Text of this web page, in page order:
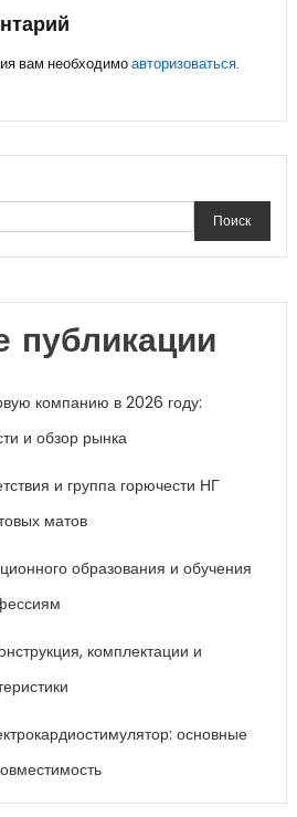
вам необходимоавторизоваться.
Поиск
публикации
компанию в 2026 году:
и обзор рынка
и группа горючести НГ
матов
образования и обучения
комплектации и
основные